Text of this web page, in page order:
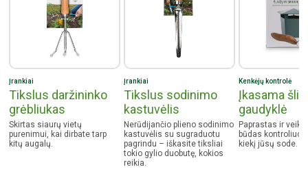
Įrankiai
Tikslus daržininko
grėbliukas
Skirtas siaurų vietų
purenimui, kai dirbate tarp
kitų augalų.
Įrankiai
Tikslus sodinimo
kastuvėlis
Nerūdijančio plieno sodinimo
kastuvėlis su sugraduotu
pagrindu – iškasite tiksliai
tokio gylio duobutę, kokios
reikia.
Kenkėjų kontrolė
Įkasama
gaudyklė
Paprastas ir
būdas
kiekį jūsų sode.